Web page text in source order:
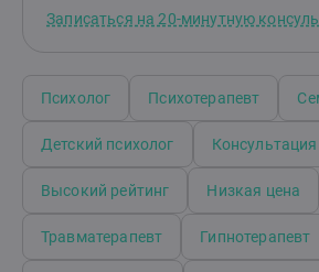
социальной помощи.Каждая
вами до результата, который вас
способна принять всю вашу боль,
Записаться на 20-минутную
Психолог Психотерапевт
Детский психолог
Высокий рейтинг Низкая цена
Травматерапевт Гипнотерапевт